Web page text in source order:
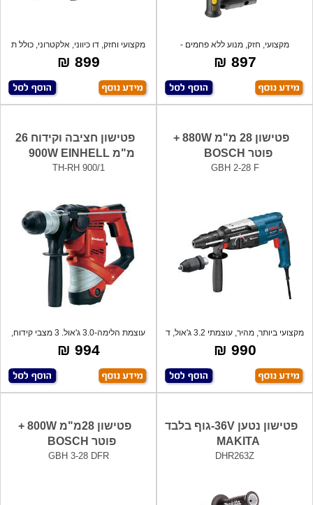
מקצועי, חזק, מנוע ללא פחמים -
BRUSHLES לא
897 ₪
מקצועי וחזק, דו כיווני, אלקטרוני, כולל ת
899 ₪
פטישון 28 מ"מ 880W +
פוטר BOSCH
GBH 2-28 F
מקצועי ביותר, מהיר, עוצמתי 3.2 ג'אול, ד
990 ₪
פטישון חציבה וקידוח 26
מ"מ 900W EINHELL
TH-RH 900/1
עוצמת הלימה-3.0 ג'אול. 3 מצבי קידוח,
במ
994 ₪
פטישון נטען 36V-גוף בלבד
MAKITA
DHR263Z
פטישון 28מ"מ 800W +
פוטר BOSCH
GBH 3-28 DFR